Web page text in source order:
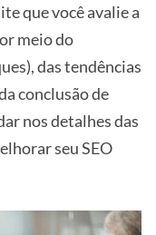
que você avalie a
meio do
das tendências
conclusão de
nos detalhes das
seu SEO